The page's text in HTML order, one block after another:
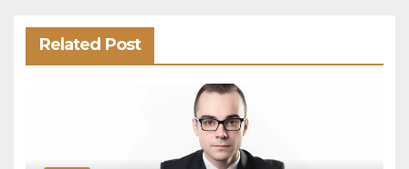
Related Post